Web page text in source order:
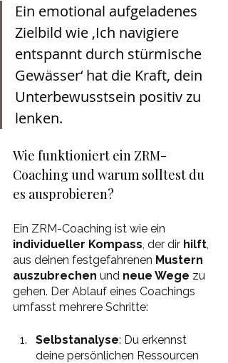
Ein emotional aufgeladenes
Zielbild wie ‚Ich navigiere
entspannt durch stürmische
Gewässer‘ hat die Kraft, dein
Unterbewusstsein positiv zu
lenken.
Wie funktioniert ein ZRM-
Coaching und warum solltest du
es ausprobieren?
Ein ZRM-Coaching ist wie ein
individueller Kompass , der dir hilft
aus deinen festgefahrenen Mustern
auszubrechen und neue Wege zu
gehen. Der Ablauf eines Coachings
umfasst mehrere Schritte:
Selbstanalyse: Du erkennst
deine persönlichen Ressourcen